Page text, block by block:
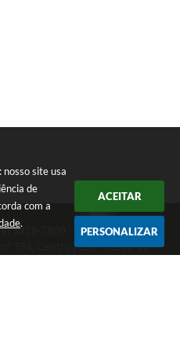
site usa
de
com a
.
ACEITAR
PERSONALIZAR
3826-7800
394, Centro | CEP: 13280-091